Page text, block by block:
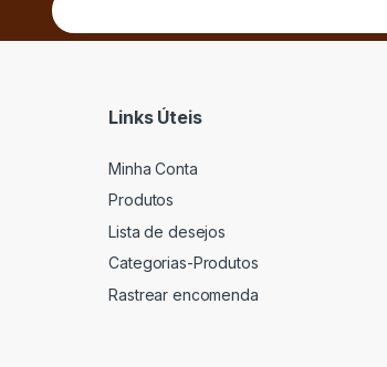
Links Úteis
Minha Conta
Produtos
Lista de desejos
Categorias-Produtos
Rastrear encomenda